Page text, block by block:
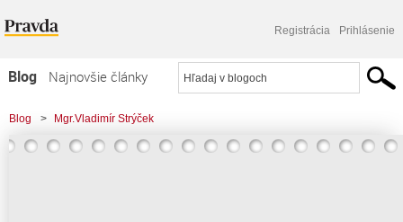
Registrácia Prihlásenie
Blog
Najnovšie články
Najčítanejšie články
Najkomentovanejšie články
Blog > Mgr.Vladimír Strýček